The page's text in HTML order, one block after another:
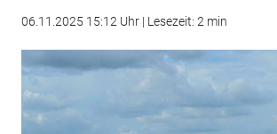
06.11.2025 15:12 Uhr | Lesezeit: 2 min